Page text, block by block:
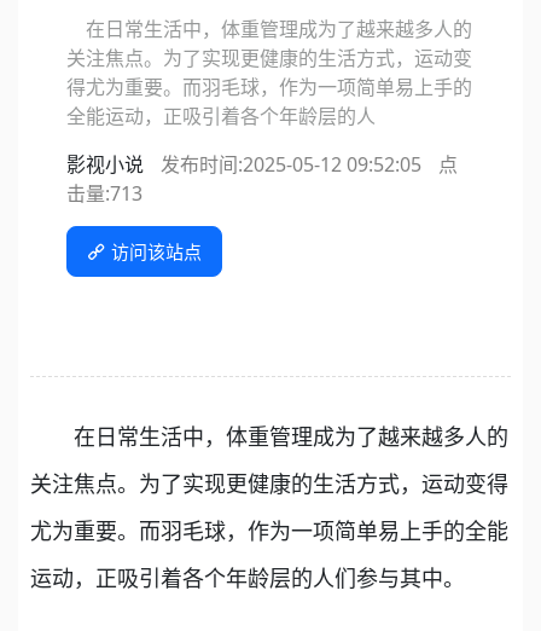
在日常生活中，体重管理成为了越来越多人的
关注焦点。为了实现更健康的生活方式，运动变
得尤为重要。而羽毛球，作为一项简单易上手的
全能运动，正吸引着各个年龄层的人
影视小说
发布时间:2025-05-12 09:52:05
点
击量:713
访问该站点
在日常生活中，体重管理成为了越来越多人的
关注焦点。为了实现更健康的生活方式，运动变得
尤为重要。而羽毛球，作为一项简单易上手的全能
运动，正吸引着各个年龄层的人们参与其中。